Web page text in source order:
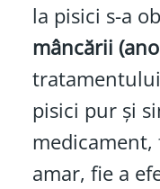
la pisici s-a
mâncării
pisici pur și
amar, fie a